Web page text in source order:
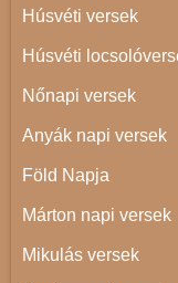
Húsvéti versek
Húsvéti
Nőnapi versek
Anyák napi versek
Föld Napja
Márton napi versek
Mikulás versek